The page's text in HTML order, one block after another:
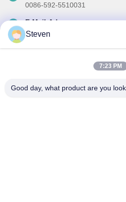
0086-592-5510031
E-Mail-Adresse
steven@winley-electric.com
Abonnieren Sie unseren Newsletter
Steven
7:23 PM
Good day, what product are you